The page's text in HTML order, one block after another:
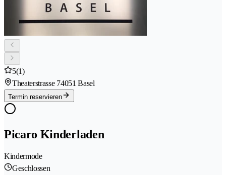
5(1)
Theaterstrasse 74051 Basel
Termin reservieren
Picaro Kinderladen
Kindermode
Geschlossen